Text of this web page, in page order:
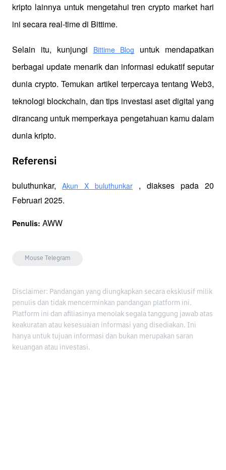
kripto lainnya untuk mengetahui tren crypto market hari
ini secara real-time di Bittime.
Selain itu, kunjungi Bittime Blog
untuk mendapatkan
berbagai update menarik dan informasi edukatif seputar
dunia crypto. Temukan artikel terpercaya tentang Web3,
teknologi blockchain, dan tips investasi aset digital yang
dirancang untuk memperkaya pengetahuan kamu dalam
dunia kripto.
Referensi
buluthunkar, Akun X buluthunkar , diakses pada 20
Februari 2025.
Penulis: AWW
Mouse Telegram
Disclaimer: Pandangan yang diungkapkan secara eksklusif milik
penulis dan tidak mencerminkan pandangan platform ini.
Platform ini dan afiliasinya menolak segala tanggung jawab atas
keakuratan atau kesesuaian informasi yang disediakan. Ini
hanya untuk tujuan informasi dan bukan merupakan saran
keuangan atau investasi.